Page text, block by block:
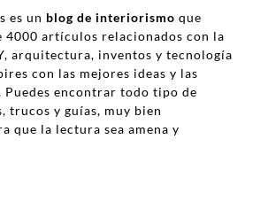
es un blog de interiorismo que
4000 artículos relacionados con la
arquitectura, inventos y tecnología
con las mejores ideas y las
Puedes encontrar todo tipo de
trucos y guías, muy bien
que la lectura sea amena y